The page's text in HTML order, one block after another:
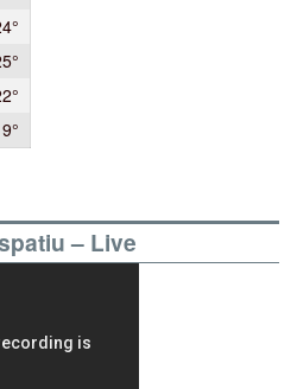
– Live